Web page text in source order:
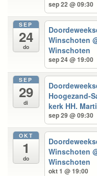
sep 22 @ 09:30
SEP
24
do
Winschoten
Winschoten
sep 24 @ 19:00
SEP
29
di
Hoogezand-
kerk HH.
sep 29 @ 09:30
OKT
1
do
Winschoten
Winschoten
okt 1 @ 19:00